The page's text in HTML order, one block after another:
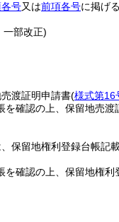
号又は前項各号に掲げ
一部改正)
渡証明申請書(様式第16
を確認の上、保留地売渡
保留地権利登録台帳記
確認の上、保留地権